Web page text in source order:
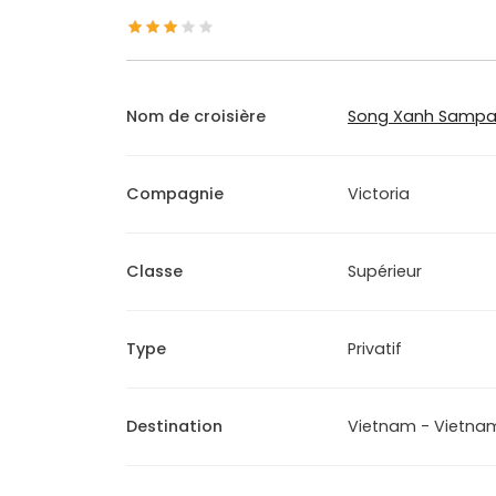
Nom de croisière Song Xanh
Compagnie Victoria
Classe Supérieur
Type Privatif
Destination Vietnam -